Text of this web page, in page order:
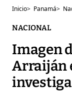
Inicio> Panamá>
NACIONAL
Imagen
Arraiján